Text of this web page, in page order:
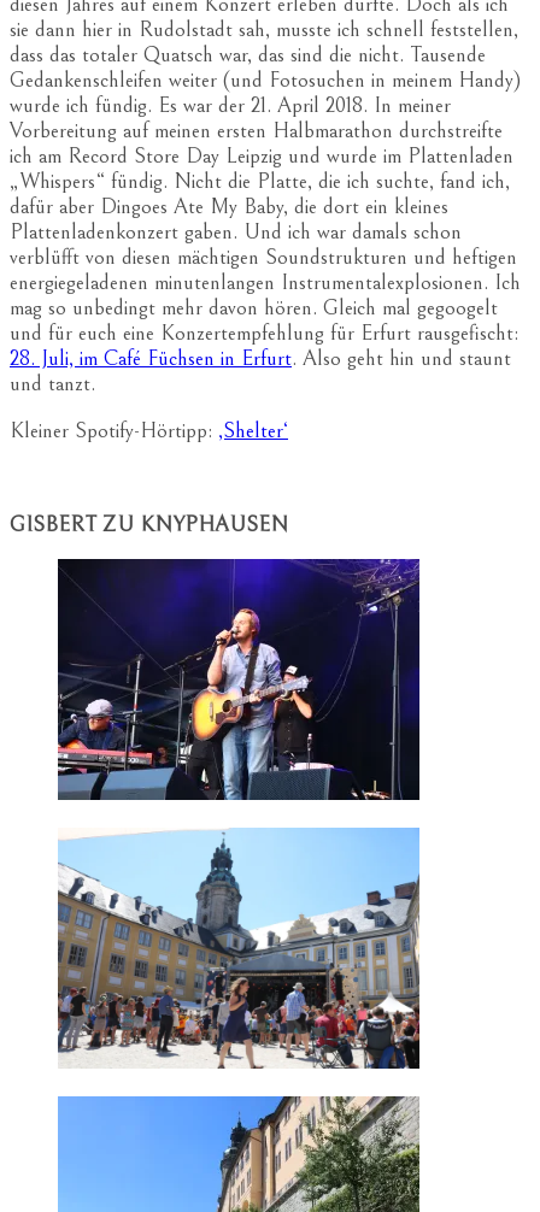
sie dann hier in Rudolstadt sah, musste ich schnell feststellen,
dass das totaler Quatsch war, das sind die nicht. Tausende
Gedankenschleifen weiter (und Fotosuchen in meinem Handy)
wurde ich fündig. Es war der 21. April 2018. In meiner
Vorbereitung auf meinen ersten Halbmarathon durchstreifte
ich am Record Store Day Leipzig und wurde im Plattenladen
„Whispers“ fündig. Nicht die Platte, die ich suchte, fand ich,
dafür aber Dingoes Ate My Baby, die dort ein kleines
Plattenladenkonzert gaben. Und ich war damals schon
verblüfft von diesen mächtigen Soundstrukturen und heftigen
energiegeladenen minutenlangen Instrumentalexplosionen. Ich
mag so unbedingt mehr davon hören. Gleich mal gegoogelt
und für euch eine Konzertempfehlung für Erfurt rausgefischt:
28. Juli, im Café Füchsen in Erfurt. Also geht hin und staunt
und tanzt.
Kleiner Spotify-Hörtipp: ‚Shelter‘
GISBERT ZU KNYPHAUSEN